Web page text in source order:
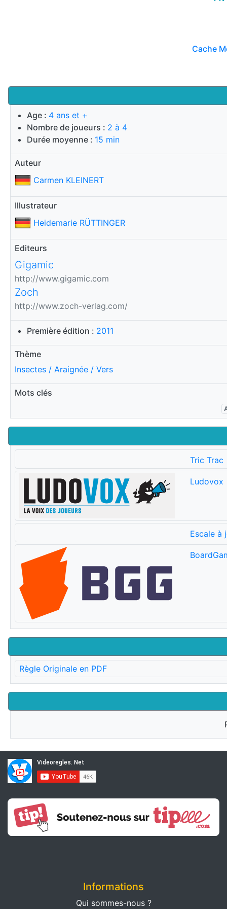
Age : 4 ans et +
Nombre de joueurs : 2 à 4
Durée moyenne : 15 min
Auteur
Carmen KLEINERT
Illustrateur
Heidemarie RÜTTINGER
Editeurs
Gigamic
http://www.gigamic.com
Zoch
http://www.zoch-verlag.com/
Première édition : 2011
Thème
Insectes / Araignée / Vers
Mots clés
Tric Trac
Ludovox
Escale à
Règle Originale en PDF
Cache
Informations
Qui sommes-nous ?